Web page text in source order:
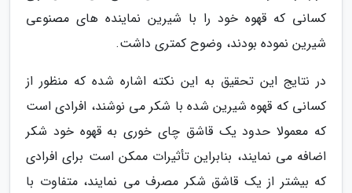
کسانی که قهوه خود را با شیرین نماینده های مصنوعی
شیرین نموده بودند، وضوح کمتری داشت.
در نتایج این تحقیق به این نکته اشاره شده که منظور از
کسانی که قهوه شیرین شده با شکر می نوشند، افرادی است
که معمولا حدود یک قاشق چای خوری به قهوه خود شکر
اضافه می نمایند، بنابراین تأثیرات ممکن است برای افرادی
که بیشتر از یک قاشق شکر مصرف می نمایند، متفاوت با